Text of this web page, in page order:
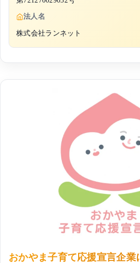
法人名
株式会社ランネット
おかやま子育て応援宣言企業